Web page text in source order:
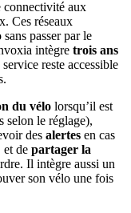
aux
Ces réseaux
passer par le
intègre trois ans
reste accessible
du vélo lorsqu’il est
selon le réglage),
des alertes en cas
et de partager la
Il intègre aussi un
son vélo une fois